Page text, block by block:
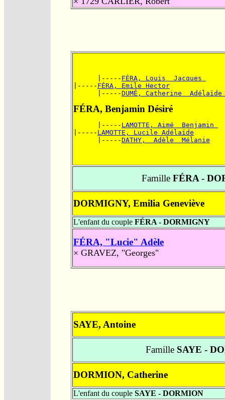
      |-----
FÉRA, Louis  Jacques
|----- FÉRA, Emile Hector
      |-----
DUMÉ, Catherine
FÉRA, Benjamin Désiré
      |-----
LAMOTTE, Aimé  Benjamin
|----- LAMOTTE, Lucile Adélaïde
      |-----
DATHY,  Adèle  Mélanie
Famille FÉRA -
DORMIGNY, Emilia Geneviève
L'enfant du couple FÉRA - DORMIGNY
FÉRA, "Lucie" Adèle
× GRAVEZ, "Georges"
SAYE, Antoine
Famille SAYE -
DORMION, Catherine
L'enfant du couple SAYE - DORMION